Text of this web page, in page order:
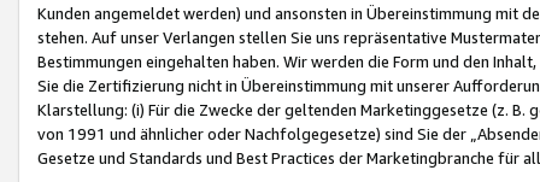
Kunden angemeldet werden) und ansonsten in Übereinstimmung mit
stehen. Auf unser Verlangen stellen Sie uns repräsentative
Bestimmungen eingehalten haben. Wir werden die Form und den
Sie die Zertifizierung nicht in Übereinstimmung mit unserer
Klarstellung: (i) Für die Zwecke der geltenden Marketinggesetze (z. B.
von 1991 und ähnlicher oder Nachfolgegesetze) sind Sie der
Gesetze und Standards und Best Practices der Marketingbranche für